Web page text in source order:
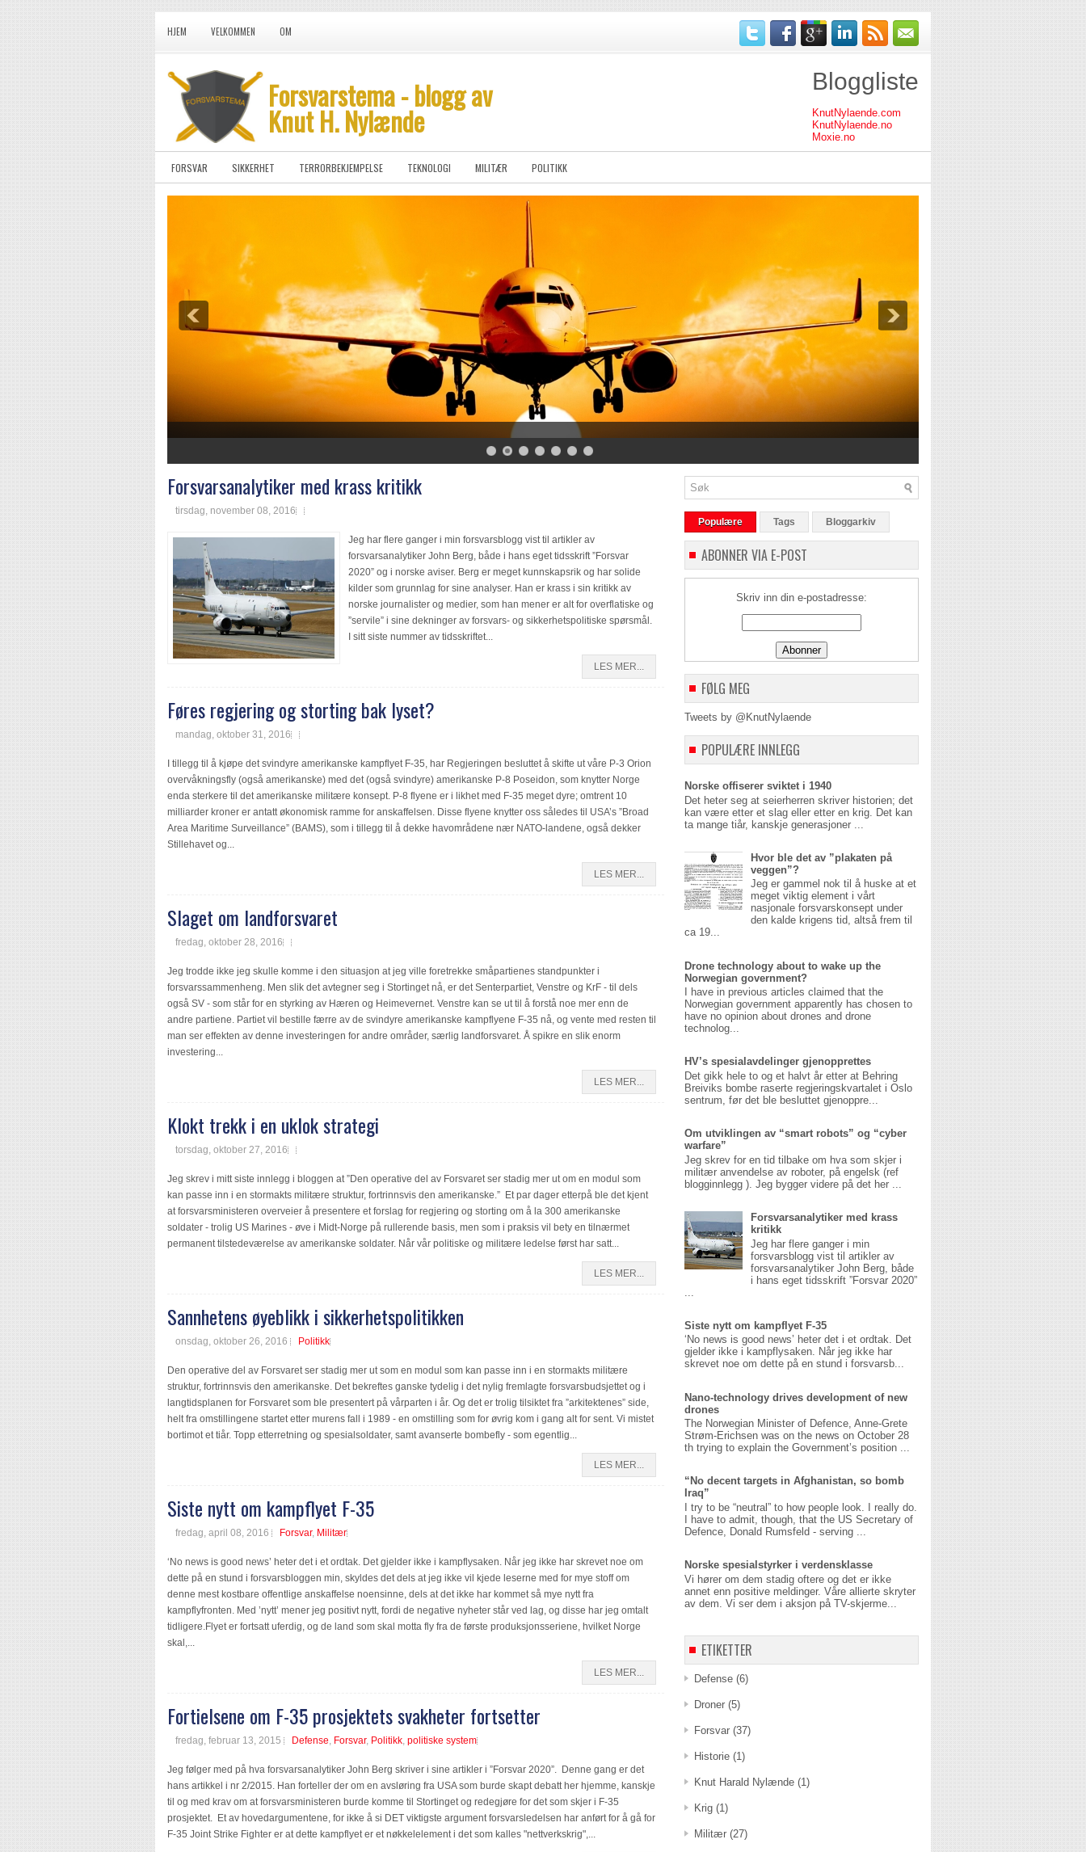
HJEM VELKOMMEN OM
Forsvarstema - blogg av
Knut H. Nylænde
Bloggliste
KnutNylaende.com
KnutNylaende.no
Moxie.no
FORSVAR SIKKERHET TERRORBEKJEMPELSE TEKNOLOGI MILITÆR POLITIKK
Forsvarsanalytiker med krass kritikk
tirsdag, november 08, 2016
Jeg har flere ganger i min forsvarsblogg vist til artikler av
forsvarsanalytiker John Berg, både i hans eget tidsskrift ”Forsvar
2020” og i norske aviser. Berg er meget kunnskapsrik og har solide
kilder som grunnlag for sine analyser. Han er krass i sin kritikk av
norske journalister og medier, som han mener er alt for overflatiske og
”servile” i sine dekninger av forsvars- og sikkerhetspolitiske spørsmål.
I sitt siste nummer av tidsskriftet...
LES MER...
Føres regjering og storting bak lyset?
mandag, oktober 31, 2016
I tillegg til å kjøpe det svindyre amerikanske kampflyet F-35, har Regjeringen besluttet å skifte ut våre P-3 Orion
overvåkningsfly (også amerikanske) med det (også svindyre) amerikanske P-8 Poseidon, som knytter Norge
enda sterkere til det amerikanske militære konsept. P-8 flyene er i likhet med F-35 meget dyre; omtrent 10
milliarder kroner er antatt økonomisk ramme for anskaffelsen. Disse flyene knytter oss således til USA’s ”Broad
Area Maritime Surveillance” (BAMS), som i tillegg til å dekke havområdene nær NATO-landene, også dekker
Stillehavet og...
LES MER...
Slaget om landforsvaret
fredag, oktober 28, 2016
Jeg trodde ikke jeg skulle komme i den situasjon at jeg ville foretrekke småpartienes standpunkter i
forsvarssammenheng. Men slik det avtegner seg i Stortinget nå, er det Senterpartiet, Venstre og KrF - til dels
også SV - som står for en styrking av Hæren og Heimevernet. Venstre kan se ut til å forstå noe mer enn de
andre partiene. Partiet vil bestille færre av de svindyre amerikanske kampflyene F-35 nå, og vente med resten til
man ser effekten av denne investeringen for andre områder, særlig landforsvaret. Å spikre en slik enorm
investering...
LES MER...
Klokt trekk i en uklok strategi
torsdag, oktober 27, 2016
Jeg skrev i mitt siste innlegg i bloggen at ”Den operative del av Forsvaret ser stadig mer ut om en modul som
kan passe inn i en stormakts militære struktur, fortrinnsvis den amerikanske.” Et par dager etterpå ble det kjent
at forsvarsministeren overveier å presentere et forslag for regjering og storting om å la 300 amerikanske
soldater - trolig US Marines - øve i Midt-Norge på rullerende basis, men som i praksis vil bety en tilnærmet
permanent tilstedeværelse av amerikanske soldater. Når vår politiske og militære ledelse først har satt...
LES MER...
Sannhetens øyeblikk i sikkerhetspolitikken
onsdag, oktober 26, 2016 Politikk
Den operative del av Forsvaret ser stadig mer ut som en modul som kan passe inn i en stormakts militære
struktur, fortrinnsvis den amerikanske. Det bekreftes ganske tydelig i det nylig fremlagte forsvarsbudsjettet og i
langtidsplanen for Forsvaret som ble presentert på vårparten i år. Og det er trolig tilsiktet fra ”arkitektenes” side,
helt fra omstillingene startet etter murens fall i 1989 - en omstilling som for øvrig kom i gang alt for sent. Vi mistet
bortimot et tiår. Topp etterretning og spesialsoldater, samt avanserte bombefly - som egentlig...
LES MER...
Siste nytt om kampflyet F-35
fredag, april 08, 2016 Forsvar, Militær
‘No news is good news’ heter det i et ordtak. Det gjelder ikke i kampflysaken. Når jeg ikke har skrevet noe om
dette på en stund i forsvarsbloggen min, skyldes det dels at jeg ikke vil kjede leserne med for mye stoff om
denne mest kostbare offentlige anskaffelse noensinne, dels at det ikke har kommet så mye nytt fra
kampflyfronten. Med ’nytt’ mener jeg positivt nytt, fordi de negative nyheter står ved lag, og disse har jeg omtalt
tidligere.Flyet er fortsatt uferdig, og de land som skal motta fly fra de første produksjonsseriene, hvilket Norge
skal,...
LES MER...
Fortielsene om F-35 prosjektets svakheter fortsetter
fredag, februar 13, 2015 Defense, Forsvar, Politikk, politiske system
Jeg følger med på hva forsvarsanalytiker John Berg skriver i sine artikler i ”Forsvar 2020”. Denne gang er det
hans artikkel i nr 2/2015. Han forteller der om en avsløring fra USA som burde skapt debatt her hjemme, kanskje
til og med krav om at forsvarsministeren burde komme til Stortinget og redegjøre for det som skjer i F-35
prosjektet. Et av hovedargumentene, for ikke å si DET viktigste argument forsvarsledelsen har anført for å gå for
F-35 Joint Strike Fighter er at dette kampflyet er et nøkkelelement i det som kalles "nettverkskrig",...
Populære Tags Bloggarkiv
ABONNER VIA E-POST
Skriv inn din e-postadresse:
FØLG MEG
Tweets by @KnutNylaende
POPULÆRE INNLEGG
Norske offiserer sviktet i 1940
Det heter seg at seierherren skriver historien; det
kan være etter et slag eller etter en krig. Det kan
ta mange tiår, kanskje generasjoner ...
Hvor ble det av ”plakaten på
veggen”?
Jeg er gammel nok til å huske at et
meget viktig element i vårt
nasjonale forsvarskonsept under
den kalde krigens tid, altså frem til
ca 19...
Drone technology about to wake up the
Norwegian government?
I have in previous articles claimed that the
Norwegian government apparently has chosen to
have no opinion about drones and drone
technolog...
HV’s spesialavdelinger gjenopprettes
Det gikk hele to og et halvt år etter at Behring
Breiviks bombe raserte regjeringskvartalet i Oslo
sentrum, før det ble besluttet gjenoppre...
Om utviklingen av “smart robots” og “cyber
warfare”
Jeg skrev for en tid tilbake om hva som skjer i
militær anvendelse av roboter, på engelsk (ref
blogginnlegg ). Jeg bygger videre på det her ...
Forsvarsanalytiker med krass
kritikk
Jeg har flere ganger i min
forsvarsblogg vist til artikler av
forsvarsanalytiker John Berg, både
i hans eget tidsskrift ”Forsvar 2020”
Siste nytt om kampflyet F-35
‘No news is good news’ heter det i et ordtak. Det
gjelder ikke i kampflysaken. Når jeg ikke har
skrevet noe om dette på en stund i forsvarsb...
Nano-technology drives development of new
drones
The Norwegian Minister of Defence, Anne-Grete
Strøm-Erichsen was on the news on October 28
th trying to explain the Government’s position ...
“No decent targets in Afghanistan, so bomb
Iraq”
I try to be “neutral” to how people look. I really do.
I have to admit, though, that the US Secretary of
Defence, Donald Rumsfeld - serving ...
Norske spesialstyrker i verdensklasse
Vi hører om dem stadig oftere og det er ikke
annet enn positive meldinger. Våre allierte skryter
av dem. Vi ser dem i aksjon på TV-skjerme...
ETIKETTER
Defense (6)
Droner (5)
Forsvar (37)
Historie (1)
Knut Harald Nylænde (1)
Krig (1)
Militær (27)